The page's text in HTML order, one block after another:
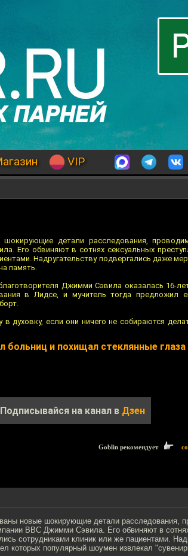
VIP
детали расследования,
Его обвиняют в сотнях сексуальных
Надругательству подвергались даже
память.
Джимми Сэвила оказалась 16-
в Лидсе, и мучитель тогда предложил
духовку, если они ничего не собираются
больниц и похищал стеклянные глаза
Подписывайся на канал в Дзен
Goblin рекомендует
новые шокирующие детали расследования,
BBC Джимми Сэвила. Его обвиняют в
сотрудниками клиник или же пациентами.
которых популярный шоумен извлекал